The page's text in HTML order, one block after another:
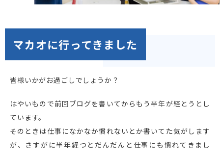
マカオに行ってきました
皆様いかがお過ごしでしょうか？
はやいもので前回ブログを書いてからもう半年が経とうとし
ています。
そのときは仕事になかなか慣れないとか書いてた気がします
が、さすがに半年経つとだんだんと仕事にも慣れてきまし